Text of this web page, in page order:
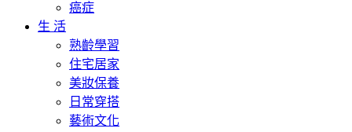
癌症
生 活
熟齡學習
住宅居家
美妝保養
日常穿搭
藝術文化